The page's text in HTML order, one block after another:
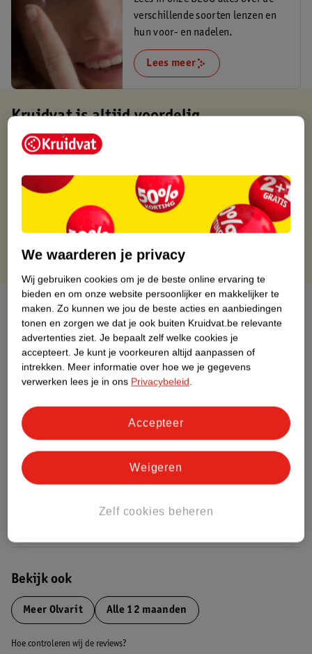
verschillende soorten lenzen en
hun voor- en nadelen.
Lees meer
Kruidvat is altijd voordelig
Gratis ophalen in de winkel
Gratis thuisbezorgd vanaf 50.00
Gratis retourneren binnen 30 dagen
Gratis punten met je Kruidvat kaart
Over dit product
Productinformatie
Etiketinformatie
Nature Impact Score
Dit product heeft (nog) geen Nature
Meer informatie
Bekijk ook
Meer Olvarit Alle 12 maanden
Hoe controleren wij de reviews?
We waarderen je privacy
Wij gebruiken cookies om je de beste online ervaring te
bieden en om onze website persoonlijker en makkelijker te
maken. Zo kunnen we jou de beste acties en aanbiedingen
tonen en zorgen we dat je ook buiten Kruidvat.be relevante
advertenties ziet. Je bepaalt zelf welke cookies je
accepteert. Je kunt je voorkeuren altijd aanpassen of
intrekken. Meer informatie over hoe we je gegevens
verwerken lees je in ons Privacybeleid.
Zelf cookies beheren
Weigeren
Accepteer